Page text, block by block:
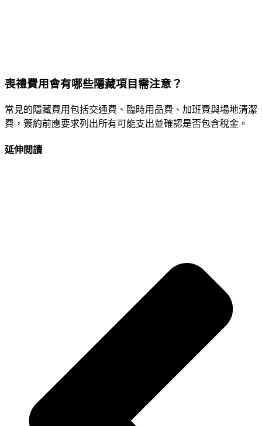
喪禮費用會有哪些隱藏項目需注意？
常見的隱藏費用包括交通費、臨時用品費、加班費與場地清潔
費，簽約前應要求列出所有可能支出並確認是否包含稅金。
延伸閱讀